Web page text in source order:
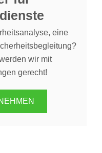
eine
wir mit
gerecht!